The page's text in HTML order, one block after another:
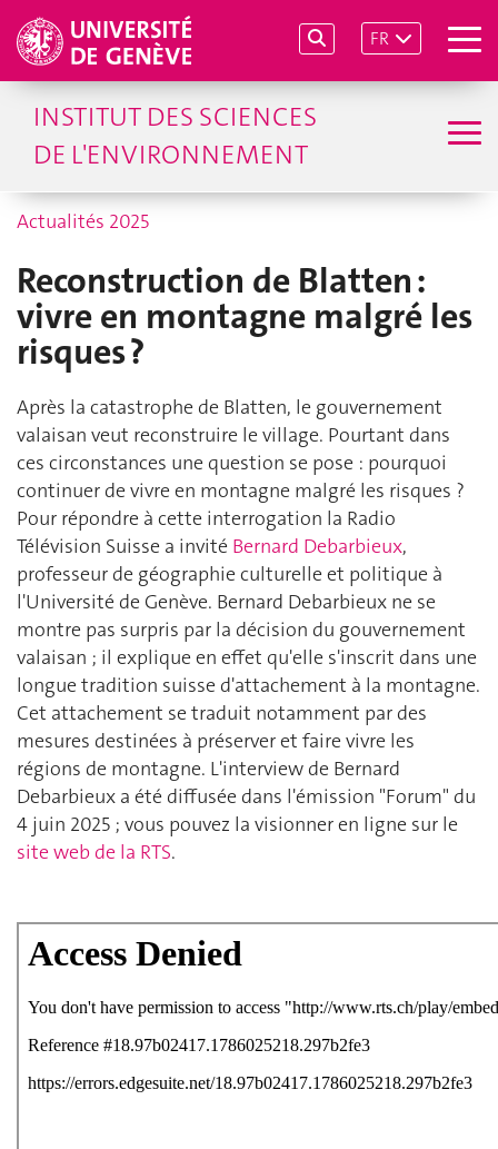
FR
INSTITUT DES SCIENCES
DE L'ENVIRONNEMENT
Actualités 2025
Reconstruction de Blatten :
vivre en montagne malgré les
risques ?
Après la catastrophe de Blatten, le gouvernement
valaisan veut reconstruire le village. Pourtant dans
ces circonstances une question se pose : pourquoi
continuer de vivre en montagne malgré les risques ?
Pour répondre à cette interrogation la Radio
Télévision Suisse a invité Bernard Debarbieux,
professeur de géographie culturelle et politique à
l'Université de Genève. Bernard Debarbieux ne se
montre pas surpris par la décision du gouvernement
valaisan ; il explique en effet qu'elle s'inscrit dans une
longue tradition suisse d'attachement à la montagne.
Cet attachement se traduit notamment par des
mesures destinées à préserver et faire vivre les
régions de montagne. L'interview de Bernard
Debarbieux a été diffusée dans l'émission "Forum" du
4 juin 2025 ; vous pouvez la visionner en ligne sur le
site web de la RTS.